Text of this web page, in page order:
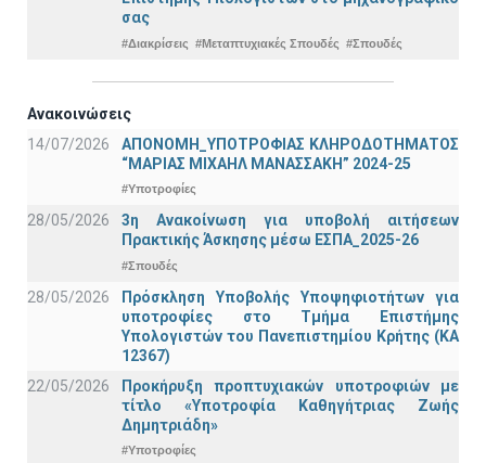
σας
#Διακρίσεις #Μεταπτυχιακές Σπουδές #Σπουδές
Ανακοινώσεις
14/07/2026
ΑΠΟΝΟΜΗ_ΥΠΟΤΡΟΦΙΑΣ ΚΛΗΡΟΔΟΤΗΜΑΤΟΣ
“ΜΑΡΙΑΣ ΜΙΧΑΗΛ ΜΑΝΑΣΣΑΚΗ” 2024-25
#Υποτροφίες
28/05/2026
3η Ανακοίνωση για υποβολή αιτήσεων
Πρακτικής Άσκησης μέσω ΕΣΠΑ_2025-26
#Σπουδές
28/05/2026
Πρόσκληση Υποβολής Υποψηφιοτήτων για
υποτροφίες στο Τμήμα Επιστήμης
Υπολογιστών του Πανεπιστημίου Κρήτης (ΚΑ
12367)
22/05/2026
Προκήρυξη προπτυχιακών υποτροφιών με
τίτλο «Υποτροφία Καθηγήτριας Ζωής
Δημητριάδη»
#Υποτροφίες